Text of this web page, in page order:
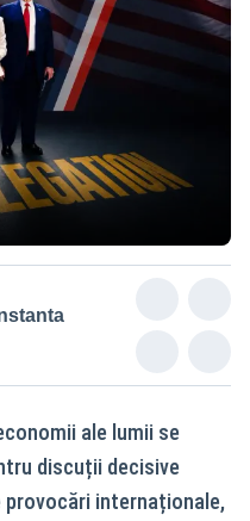
ale lumii se
discuții decisive
internaționale,